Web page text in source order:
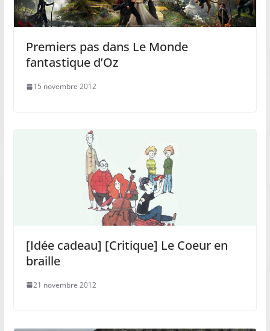
Premiers pas dans Le Monde
fantastique d’Oz
15 novembre 2012
[Idée cadeau] [Critique] Le Coeur en
braille
21 novembre 2012